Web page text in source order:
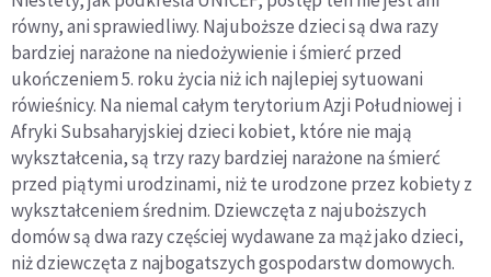
równy, ani sprawiedliwy. Najuboższe dzieci są dwa razy
bardziej narażone na niedożywienie i śmierć przed
ukończeniem 5. roku życia niż ich najlepiej sytuowani
rówieśnicy. Na niemal całym terytorium Azji Południowej i
Afryki Subsaharyjskiej dzieci kobiet, które nie mają
wykształcenia, są trzy razy bardziej narażone na śmierć
przed piątymi urodzinami, niż te urodzone przez kobiety z
wykształceniem średnim. Dziewczęta z najuboższych
domów są dwa razy częściej wydawane za mąż jako dzieci,
niż dziewczęta z najbogatszych gospodarstw domowych.